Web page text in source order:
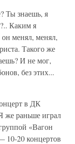
Ты знаешь, я
Каким я
менял, менял,
Такого же
И не мог,
без этих...
в ДК
же раньше играл
«Вагон
10-20 концертов